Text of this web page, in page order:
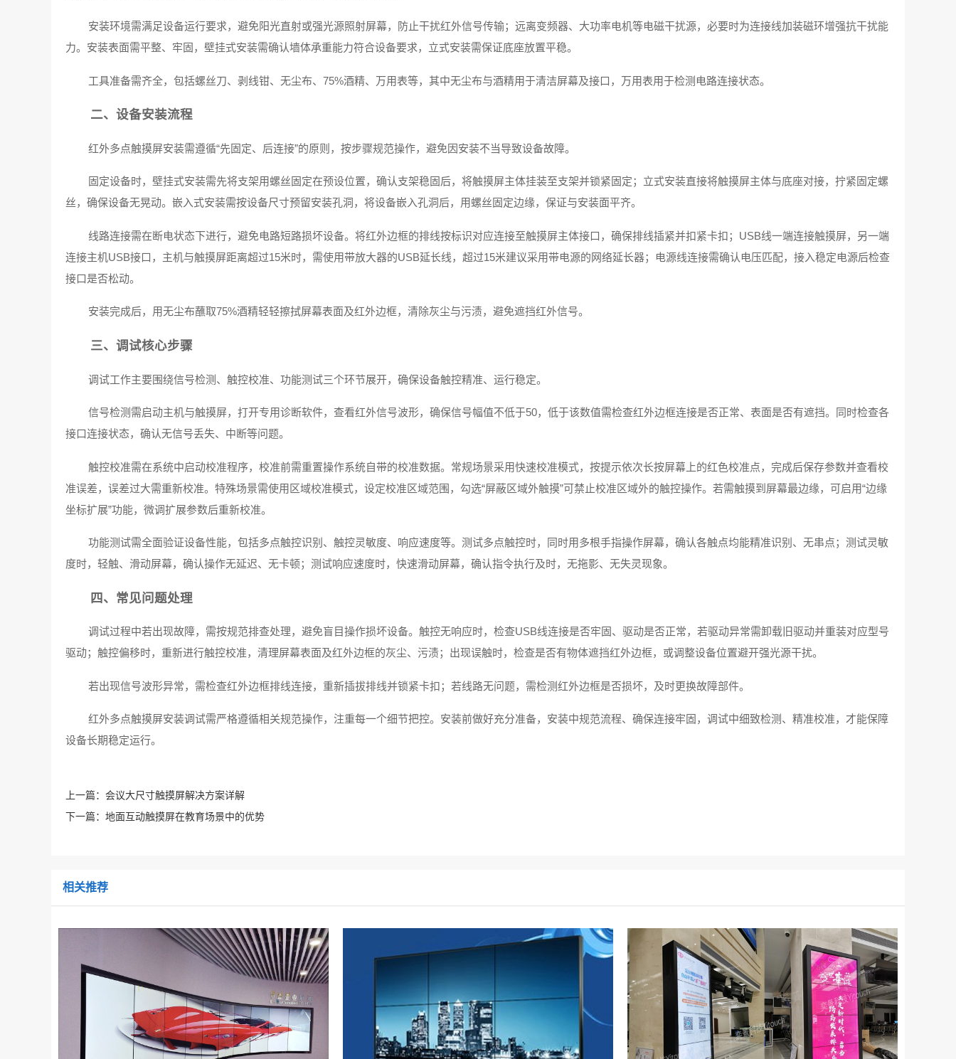
安装环境需满足设备运行要求，避免阳光直射或强光源照射屏幕，防止干扰红外信号传输；远离变频器、大功率电机等电磁干扰源，必要时为连接线加装磁环增强抗干扰能
力。安装表面需平整、牢固，壁挂式安装需确认墙体承重能力符合设备要求，立式安装需保证底座放置平稳。
工具准备需齐全，包括螺丝刀、剥线钳、无尘布、75%酒精、万用表等，其中无尘布与酒精用于清洁屏幕及接口，万用表用于检测电路连接状态。
二、设备安装流程
红外多点触摸屏安装需遵循“先固定、后连接”的原则，按步骤规范操作，避免因安装不当导致设备故障。
固定设备时，壁挂式安装需先将支架用螺丝固定在预设位置，确认支架稳固后，将触摸屏主体挂装至支架并锁紧固定；立式安装直接将触摸屏主体与底座对接，拧紧固定螺
丝，确保设备无晃动。嵌入式安装需按设备尺寸预留安装孔洞，将设备嵌入孔洞后，用螺丝固定边缘，保证与安装面平齐。
线路连接需在断电状态下进行，避免电路短路损坏设备。将红外边框的排线按标识对应连接至触摸屏主体接口，确保排线插紧并扣紧卡扣；USB线一端连接触摸屏，另一端
连接主机USB接口，主机与触摸屏距离超过15米时，需使用带放大器的USB延长线，超过15米建议采用带电源的网络延长器；电源线连接需确认电压匹配，接入稳定电源后检查
接口是否松动。
安装完成后，用无尘布蘸取75%酒精轻轻擦拭屏幕表面及红外边框，清除灰尘与污渍，避免遮挡红外信号。
三、调试核心步骤
调试工作主要围绕信号检测、触控校准、功能测试三个环节展开，确保设备触控精准、运行稳定。
信号检测需启动主机与触摸屏，打开专用诊断软件，查看红外信号波形，确保信号幅值不低于50，低于该数值需检查红外边框连接是否正常、表面是否有遮挡。同时检查各
接口连接状态，确认无信号丢失、中断等问题。
触控校准需在系统中启动校准程序，校准前需重置操作系统自带的校准数据。常规场景采用快速校准模式，按提示依次长按屏幕上的红色校准点，完成后保存参数并查看校
准误差，误差过大需重新校准。特殊场景需使用区域校准模式，设定校准区域范围，勾选“屏蔽区域外触摸”可禁止校准区域外的触控操作。若需触摸到屏幕最边缘，可启用“边缘
坐标扩展”功能，微调扩展参数后重新校准。
功能测试需全面验证设备性能，包括多点触控识别、触控灵敏度、响应速度等。测试多点触控时，同时用多根手指操作屏幕，确认各触点均能精准识别、无串点；测试灵敏
度时，轻触、滑动屏幕，确认操作无延迟、无卡顿；测试响应速度时，快速滑动屏幕，确认指令执行及时，无拖影、无失灵现象。
四、常见问题处理
调试过程中若出现故障，需按规范排查处理，避免盲目操作损坏设备。触控无响应时，检查USB线连接是否牢固、驱动是否正常，若驱动异常需卸载旧驱动并重装对应型号
驱动；触控偏移时，重新进行触控校准，清理屏幕表面及红外边框的灰尘、污渍；出现误触时，检查是否有物体遮挡红外边框，或调整设备位置避开强光源干扰。
若出现信号波形异常，需检查红外边框排线连接，重新插拔排线并锁紧卡扣；若线路无问题，需检测红外边框是否损坏，及时更换故障部件。
红外多点触摸屏安装调试需严格遵循相关规范操作，注重每一个细节把控。安装前做好充分准备，安装中规范流程、确保连接牢固，调试中细致检测、精准校准，才能保障
设备长期稳定运行。
上一篇： 会议大尺寸触摸屏解决方案详解
下一篇： 地面互动触摸屏在教育场景中的优势
相关推荐